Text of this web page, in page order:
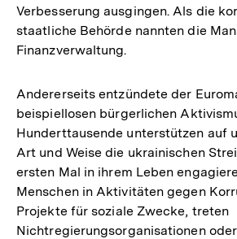
Verbesserung ausgingen. Als die
staatliche Behörde nannten die
Finanzverwaltung.
Andererseits entzündete der
beispiellosen bürgerlichen
Hunderttausende unterstützen auf
Art und Weise die ukrainischen
ersten Mal in ihrem Leben
Menschen in Aktivitäten gegen
Projekte für soziale Zwecke, treten
Nichtregierungsorganisationen